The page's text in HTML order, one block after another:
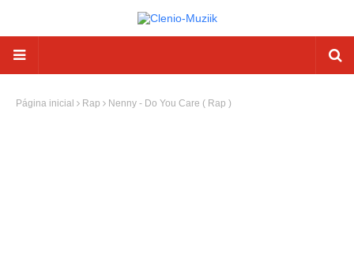
Página inicial Rap Nenny - Do You Care ( Rap )